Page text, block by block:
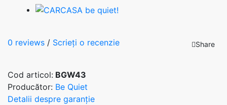
Share
0 reviews / Scrieţi o recenzie
Cod articol: BGW43
Producător: Be Quiet
Detalii despre garanție